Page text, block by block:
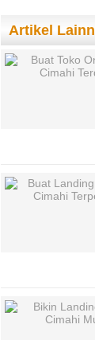
Artikel